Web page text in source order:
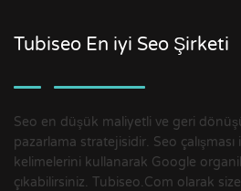
Tubiseo En iyi Seo Şirketi
Seo en düşük maliyetli ve geri
pazarlama stratejisidir. Seo
kelimelerini kullanarak Google
çıkabilirsiniz. Tubiseo.Com olarak